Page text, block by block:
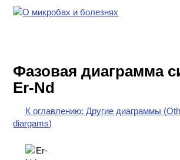
ХИМИЧЕСКАЯ
ПОСУДА
ВРЕДНЫЕ
ФАКТОРЫ
Фазовая диаграмма
Er-Nd
К оглавлению: Другие диаграммы
diargams)